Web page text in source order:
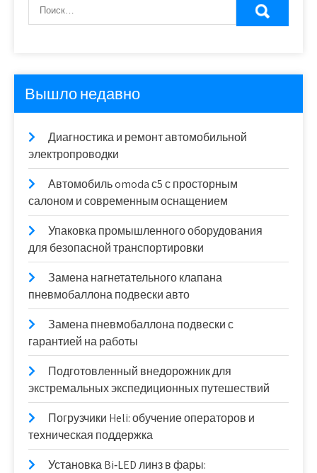
Вышло недавно
Диагностика и ремонт автомобильной
электропроводки
Автомобиль omoda с5 с просторным
салоном и современным оснащением
Упаковка промышленного оборудования
для безопасной транспортировки
Замена нагнетательного клапана
пневмобаллона подвески авто
Замена пневмобаллона подвески с
гарантией на работы
Подготовленный внедорожник для
экстремальных экспедиционных путешествий
Погрузчики Heli: обучение операторов и
техническая поддержка
Установка Bi‑LED линз в фары: